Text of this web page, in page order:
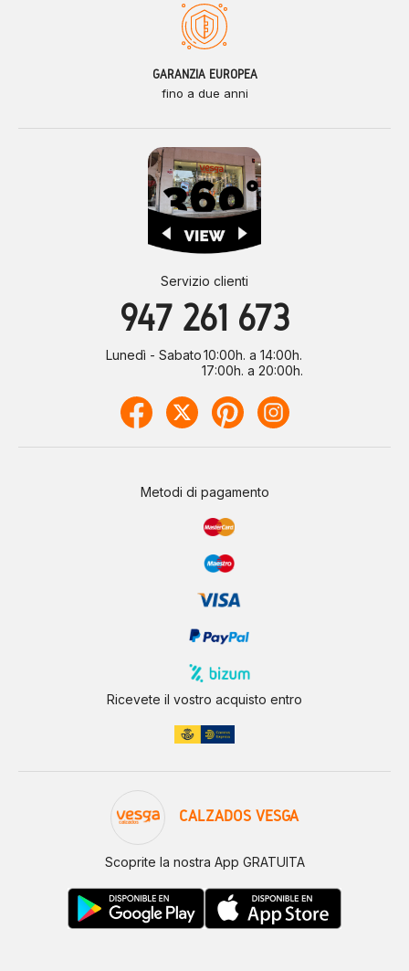
GARANZIA EUROPEA
fino a due anni
Servizio clienti
947 261 673
Lunedì - Sabato10:00h. a 14:00h.
17:00h. a 20:00h.
Metodi di pagamento
Ricevete il vostro acquisto entro
CALZADOS VESGA
Scoprite la nostra App GRATUITA